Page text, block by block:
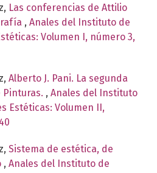
Las conferencias de Attilio
, Anales del Instituto de
Volumen I, número 3,
Alberto J. Pani. La segunda
Pinturas. , Anales del Instituto
Estéticas: Volumen II,
Sistema de estética, de
, Anales del Instituto de